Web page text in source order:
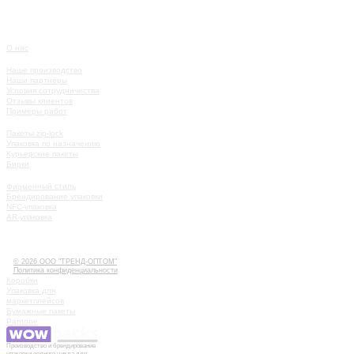
Наше производство
Наши партнёры
Условия сотрудничества
Примеры работ
Пакеты zip-lock
Упаковка по назначению
Курьерские пакеты
Бирки
Фирменный стиль
Брендирование упаковки
NFC-упаковка
AR-упаковка
© 2026 ООО "ТРЕНД-ОПТОМ"
Политика конфиденциальности
Коробки
Упаковка для
маркетплейсов
Бумажные пакеты
Pantone
Производство и брендирование